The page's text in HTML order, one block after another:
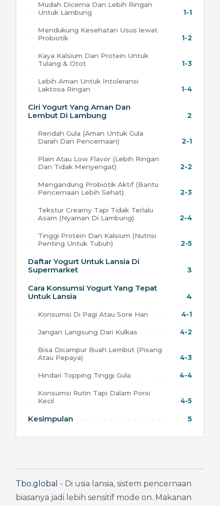
Mudah Dicerna Dan Lebih Ringan
Untuk Lambung
1-1
Mendukung Kesehatan Usus lewat
Probiotik
1-2
Kaya Kalsium Dan Protein Untuk
Tulang & Otot
1-3
Lebih Aman Untuk Intoleransi
Laktosa Ringan
1-4
Ciri Yogurt Yang Aman Dan
Lembut Di Lambung
2
Rendah Gula (Aman Untuk Gula
Darah Dan Pencernaan)
2-1
Plain Atau Low Flavor (Lebih Ringan
Dan Tidak Menyengat)
2-2
Mengandung Probiotik Aktif (Bantu
Pencernaan Lebih Sehat)
2-3
Tekstur Creamy Tapi Tidak Terlalu
Asam (Nyaman Di Lambung)
2-4
Tinggi Protein Dan Kalsium (Nutrisi
Penting Untuk Tubuh)
2-5
Daftar Yogurt Untuk Lansia Di
Supermarket
3
Cara Konsumsi Yogurt Yang Tepat
Untuk Lansia
4
Konsumsi Di Pagi Atau Sore Hari 4-1
Jangan Langsung Dari Kulkas 4-2
Bisa Dicampur Buah Lembut (Pisang
Atau Pepaya)
4-3
Hindari Topping Tinggi Gula 4-4
Konsumsi Rutin Tapi Dalam Porsi
Kecil
4-5
Kesimpulan 5
Tbo.global - Di usia lansia, sistem pencernaan
biasanya jadi lebih sensitif mode on. Makanan